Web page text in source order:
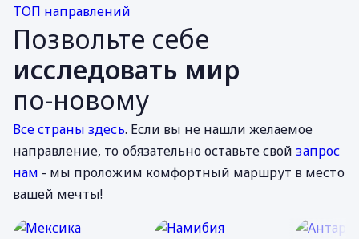
ТОП направлений
Позвольте себе
исследовать мир
по-новому
Все страны здесь. Если вы не нашли желаемое
направление, то обязательно оставьте свойзапрос
нам - мы проложим комфортный маршрут в место
вашей мечты!